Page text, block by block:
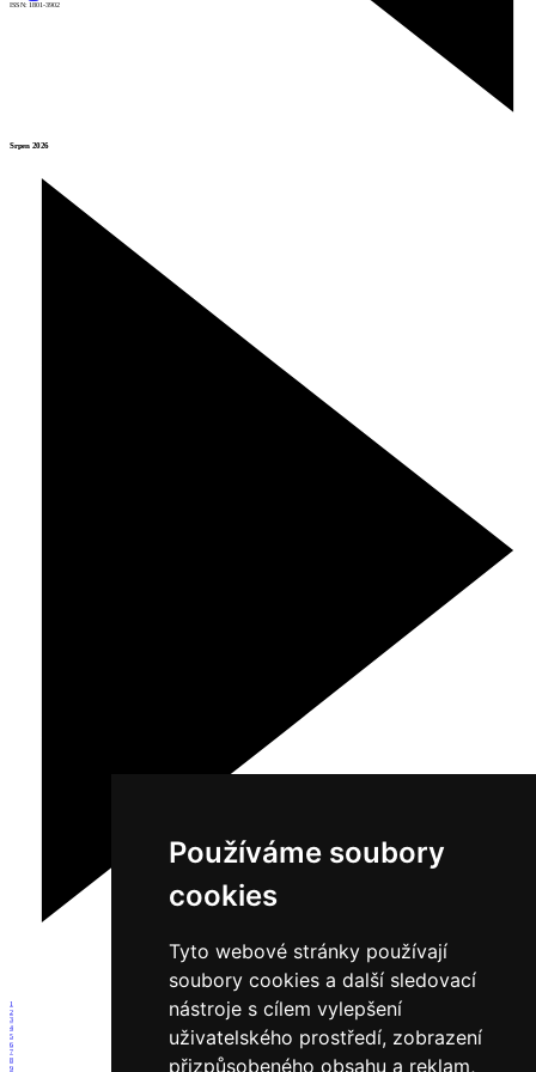
Používáme soubory
cookies
Tyto webové stránky používají
soubory cookies a další sledovací
nástroje s cílem vylepšení
uživatelského prostředí, zobrazení
přizpůsobeného obsahu a reklam,
Srpen 2026
1
2
3
4
5
6
7
8
9
ISSN: 1801-3902